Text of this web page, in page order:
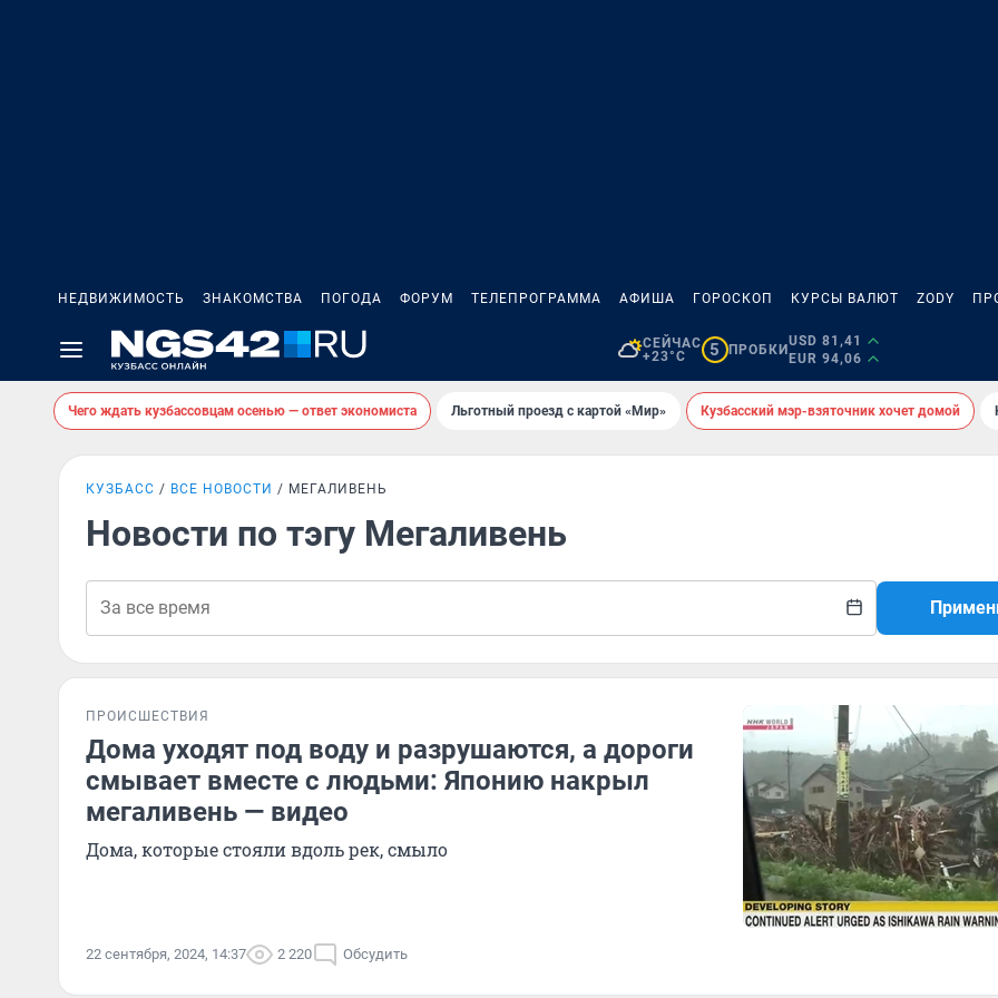
НЕДВИЖИМОСТЬ ЗНАКОМСТВА ПОГОДА ФОРУМ ТЕЛЕПРОГРАММА АФИША ГОРОСКОП КУРСЫ ВАЛЮТ ZODY
СЕЙЧАС
+23°C
5 ПРОБКИ
USD 81,41
EUR 94,06
Чего ждать кузбассовцам осенью — ответ экономиста Льготный проезд с картой «Мир» Кузбасский мэр-взяточник хочет домой
КУЗБАСС ВСЕ НОВОСТИ МЕГАЛИВЕНЬ
Новости по тэгу Мегаливень
ПРОИСШЕСТВИЯ
Дома уходят под воду и разрушаются, а дороги
смывает вместе с людьми: Японию накрыл
мегаливень — видео
Дома, которые стояли вдоль рек, смыло
22 сентября, 2024, 14:37 2 220 Обсудить